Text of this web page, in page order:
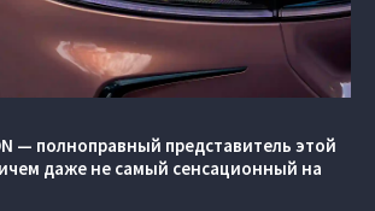
— полноправный представитель этой
даже не самый сенсационный на